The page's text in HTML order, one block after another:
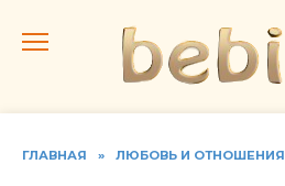
ГЛАВНАЯ » ЛЮБОВЬ И ОТНОШЕНИЯ